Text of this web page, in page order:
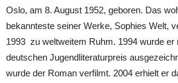
Oslo, am 8. August 1952, geboren. Das
bekannteste seiner Werke, Sophies Welt,
1993 zu weltweitem Ruhm. 1994 wurde er
deutschen Jugendliteraturpreis
wurde der Roman verfilmt. 2004 erhielt er